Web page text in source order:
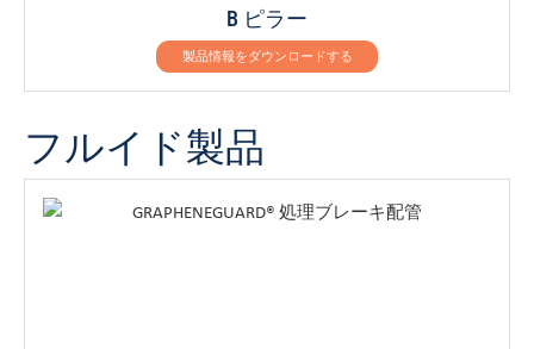
B ピラー
製品情報をダウンロードする
フルイド製品